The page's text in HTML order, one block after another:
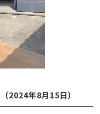
（2024年8月15日）